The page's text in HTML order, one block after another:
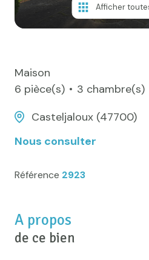
Afficher
Maison
6 pièce(s)
3 chambre(s)
Casteljaloux (47700)
Nous consulter
Référence 2923
A propos
de ce bien